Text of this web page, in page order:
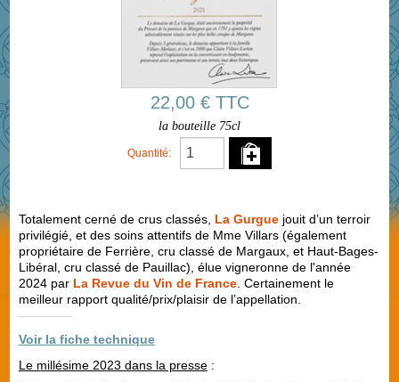
22,00 € TTC
la bouteille 75cl
Quantité:
Totalement cerné de crus classés, La Gurguejouit d’un terroir
privilégié, et des soins attentifs de Mme Villars (également
propriétaire de Ferrière, cru classé de Margaux, et Haut-Bages-
Libéral, cru classé de Pauillac), élue vigneronne de l'année
2024 par La Revue du Vin de France. Certainement le
meilleur rapport qualité/prix/plaisir de l’appellation.
Voir la fiche technique
Le millésime 2023 dans la presse: